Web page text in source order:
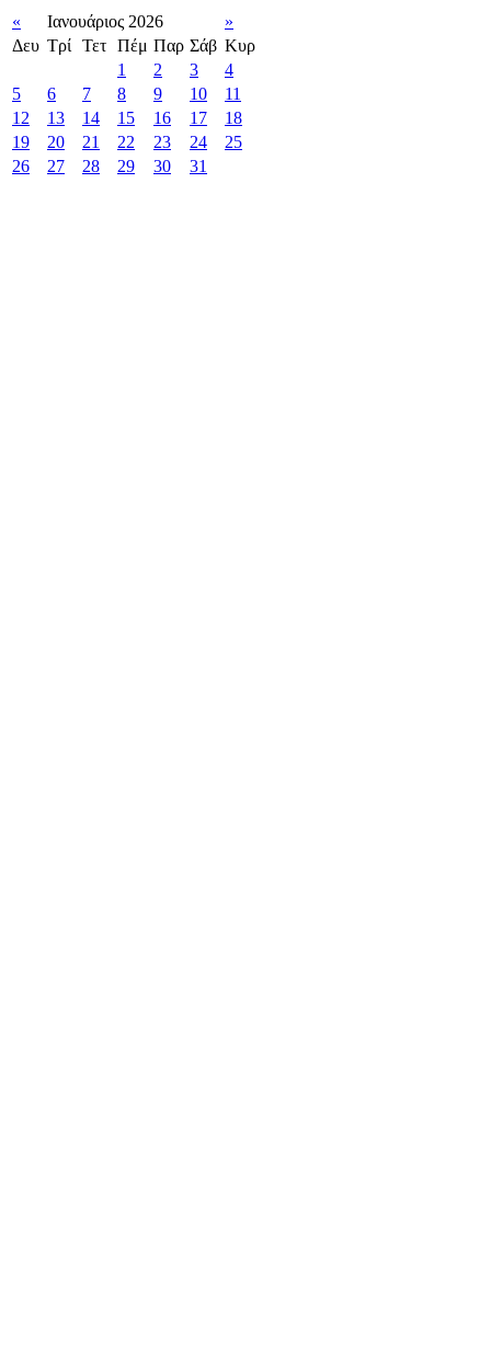
« Ιανουάριος 2026
»
Δευ Τρί Τετ Πέμ Παρ Σάβ Κυρ
1
2 3
4
5
6 7 8 9 10
11
12
13 14 15 16 17
18
19
20 21 22 23 24
25
26
27 28 29 30 31